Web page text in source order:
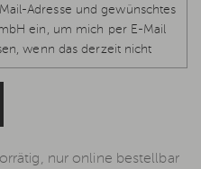
Adresse und gewünschtes
ein, um mich per E-Mail
wenn das derzeit nicht
und lieferbar ist.
E-Mail
weiteren E-Mails zu
in der
nur online bestellbar